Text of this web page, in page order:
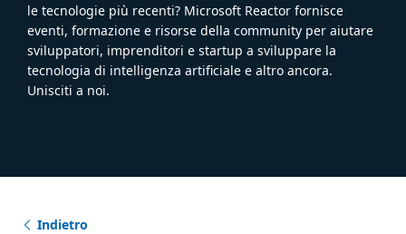
le tecnologie più recenti? Microsoft Reactor fornisce
eventi, formazione e risorse della community per aiutare
sviluppatori, imprenditori e startup a sviluppare la
tecnologia di intelligenza artificiale e altro ancora.
Unisciti a noi.
Indietro